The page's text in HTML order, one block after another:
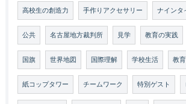
高校生の創造力 手作りアクセサリー ナインタ
公共 名古屋地方裁判所 見学 教育の実践
国旗 世界地図 国際理解 学校生活 教
紙コップタワー チームワーク 特別ゲスト